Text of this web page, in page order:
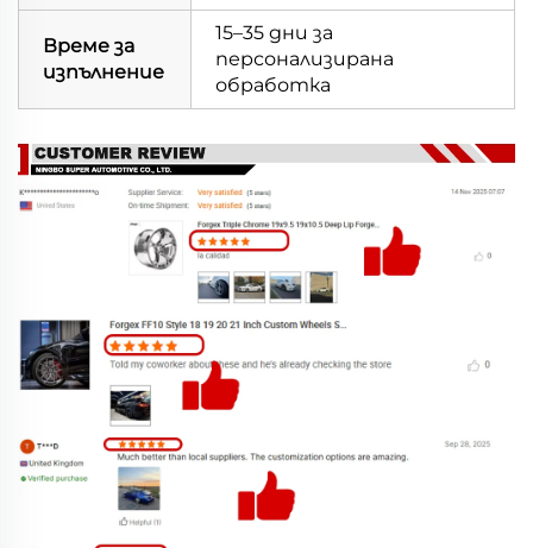
Време за
изпълнение
15–35 дни за
персонализирана
обработка